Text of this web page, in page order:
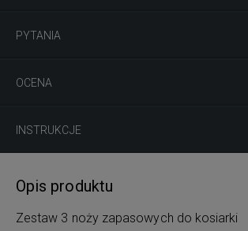
PYTANIA
OCENA
INSTRUKCJE
Opis produktu
Zestaw 3 noży zapasowych do kosiarki